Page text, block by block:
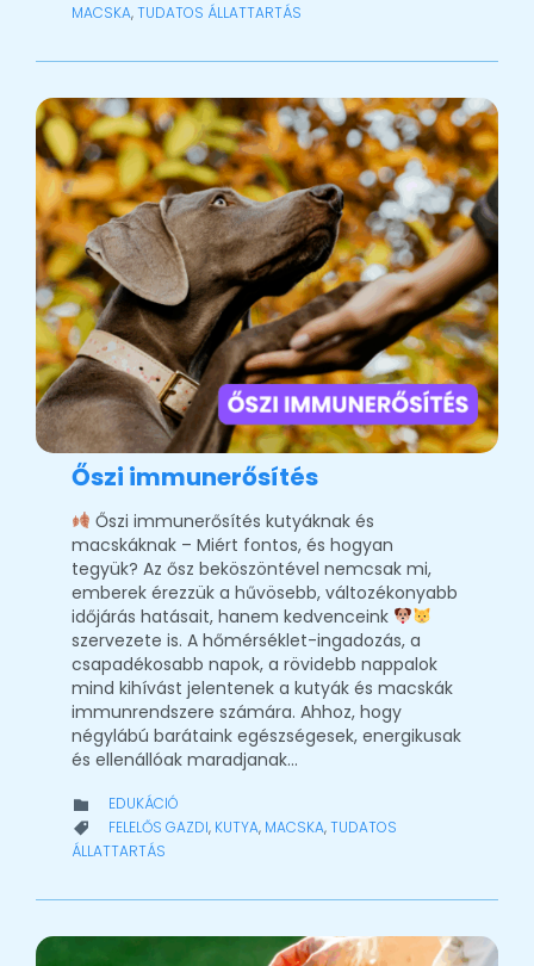
MACSKA,TUDATOS ÁLLATTARTÁS
Őszi immunerősítés
Őszi immunerősítés kutyáknak és
macskáknak – Miért fontos, és hogyan
tegyük? Az ősz beköszöntével nemcsak mi,
emberek érezzük a hűvösebb, változékonyabb
időjárás hatásait, hanem kedvenceink
szervezete is. A hőmérséklet-ingadozás, a
csapadékosabb napok, a rövidebb nappalok
mind kihívást jelentenek a kutyák és macskák
immunrendszere számára. Ahhoz, hogy
négylábú barátaink egészségesek, energikusak
és ellenállóak maradjanak…
 CATEGORY
EDUKÁCIÓ
 CATEGORY
FELELŐS GAZDI, KUTYA, MACSKA,TUDATOS
ÁLLATTARTÁS